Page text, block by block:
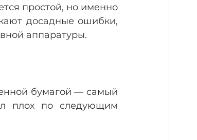
простой, но именно
досадные ошибки,
аппаратуры.
бумагой — самый
плох по следующим